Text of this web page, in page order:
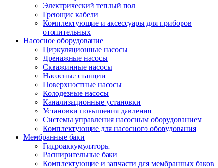
Электрический теплый пол
Греющие кабели
Комплектующие и аксессуары для приборов
отопительных
Насосное оборудование
Циркуляционные насосы
Дренажные насосы
Скважинные насосы
Насосные станции
Поверхностные насосы
Колодезные насосы
Канализационные установки
Установки повышения давления
Системы управления насосным оборудованием
Комплектующие для насосного оборудования
Мембранные баки
Гидроаккумуляторы
Расширительные баки
Комплектующие и запчасти для мембранных баков